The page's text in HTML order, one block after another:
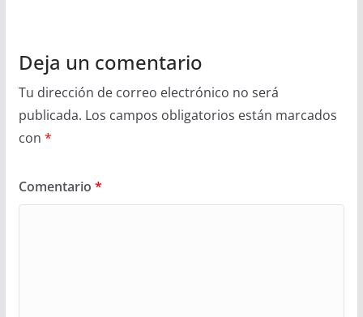
Deja un comentario
Tu dirección de correo electrónico no será
publicada. Los campos obligatorios están marcados
con *
Comentario *